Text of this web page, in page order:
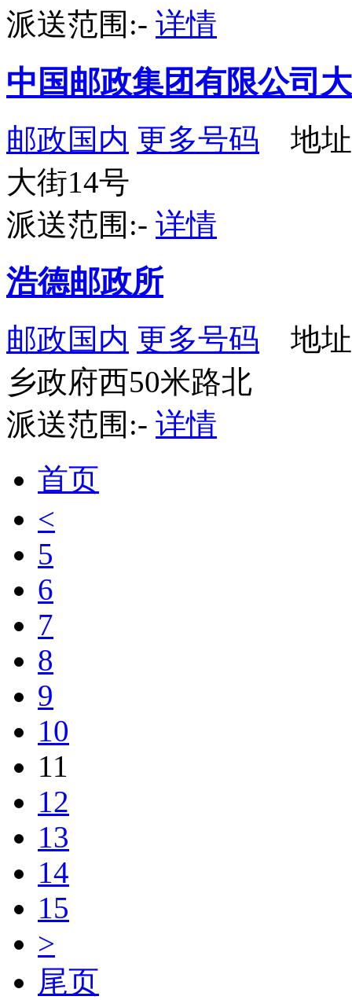
派送范围:- 详情
中国邮政集团有限公司
邮政国内 更多号码 地址
大街14号
派送范围:- 详情
浩德邮政所
邮政国内 更多号码 地址
乡政府西50米路北
派送范围:- 详情
首页
<
5
6
7
8
9
10
11
12
13
14
15
>
尾页